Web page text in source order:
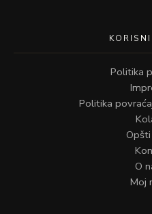
Politika
Politika
O
Moj